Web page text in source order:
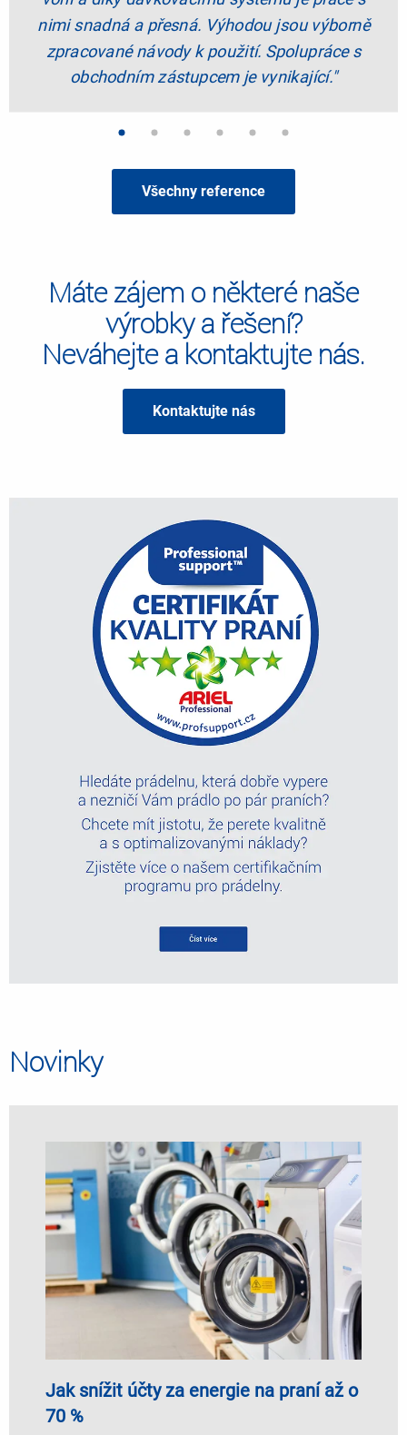
nimi snadná a přesná. Výhodou jsou výborně
zpracované návody k použití. Spolupráce s
obchodním zástupcem je vynikající."
Všechny reference
Máte zájem o některé naše
výrobky a řešení?
Neváhejte a kontaktujte nás.
Kontaktujte nás
Novinky
Jak snížit účty za energie na praní až o
70 %